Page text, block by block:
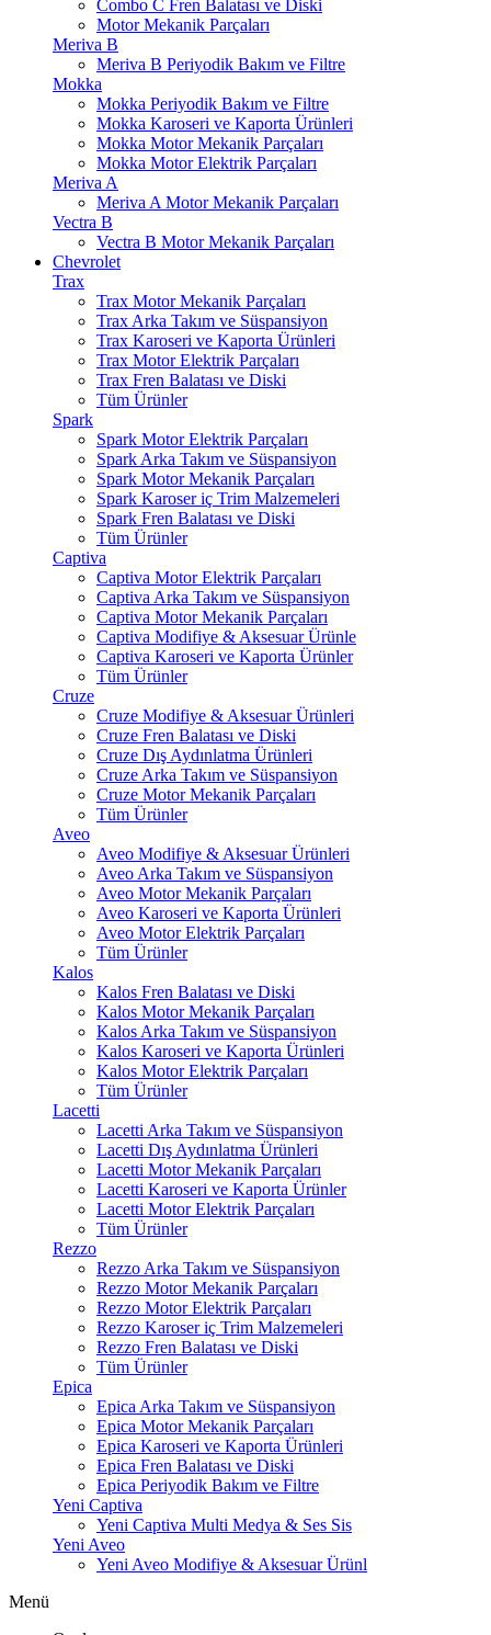
Combo C Fren Balatası ve Diski
Motor Mekanik Parçaları
Meriva B
Meriva B Periyodik Bakım ve Filtre
Mokka
Mokka Periyodik Bakım ve Filtre
Mokka Karoseri ve Kaporta Ürünleri
Mokka Motor Mekanik Parçaları
Mokka Motor Elektrik Parçaları
Meriva A
Meriva A Motor Mekanik Parçaları
Vectra B
Vectra B Motor Mekanik Parçaları
Chevrolet
Trax
Trax Motor Mekanik Parçaları
Trax Arka Takım ve Süspansiyon
Trax Karoseri ve Kaporta Ürünleri
Trax Motor Elektrik Parçaları
Trax Fren Balatası ve Diski
Tüm Ürünler
Spark
Spark Motor Elektrik Parçaları
Spark Arka Takım ve Süspansiyon
Spark Motor Mekanik Parçaları
Spark Karoser iç Trim Malzemeleri
Spark Fren Balatası ve Diski
Tüm Ürünler
Captiva
Captiva Motor Elektrik Parçaları
Captiva Arka Takım ve Süspansiyon
Captiva Motor Mekanik Parçaları
Captiva Modifiye & Aksesuar Ürünle
Captiva Karoseri ve Kaporta Ürünler
Tüm Ürünler
Cruze
Cruze Modifiye & Aksesuar Ürünleri
Cruze Fren Balatası ve Diski
Cruze Dış Aydınlatma Ürünleri
Cruze Arka Takım ve Süspansiyon
Cruze Motor Mekanik Parçaları
Tüm Ürünler
Aveo
Aveo Modifiye & Aksesuar Ürünleri
Aveo Arka Takım ve Süspansiyon
Aveo Motor Mekanik Parçaları
Aveo Karoseri ve Kaporta Ürünleri
Aveo Motor Elektrik Parçaları
Tüm Ürünler
Kalos
Kalos Fren Balatası ve Diski
Kalos Motor Mekanik Parçaları
Kalos Arka Takım ve Süspansiyon
Kalos Karoseri ve Kaporta Ürünleri
Kalos Motor Elektrik Parçaları
Tüm Ürünler
Lacetti
Lacetti Arka Takım ve Süspansiyon
Lacetti Dış Aydınlatma Ürünleri
Lacetti Motor Mekanik Parçaları
Lacetti Karoseri ve Kaporta Ürünler
Lacetti Motor Elektrik Parçaları
Tüm Ürünler
Rezzo
Rezzo Arka Takım ve Süspansiyon
Rezzo Motor Mekanik Parçaları
Rezzo Motor Elektrik Parçaları
Rezzo Karoser iç Trim Malzemeleri
Rezzo Fren Balatası ve Diski
Tüm Ürünler
Epica
Epica Arka Takım ve Süspansiyon
Epica Motor Mekanik Parçaları
Epica Karoseri ve Kaporta Ürünleri
Epica Fren Balatası ve Diski
Epica Periyodik Bakım ve Filtre
Yeni Captiva
Yeni Captiva Multi Medya & Ses Sis
Yeni Aveo
Yeni Aveo Modifiye & Aksesuar Ürünl
Menü